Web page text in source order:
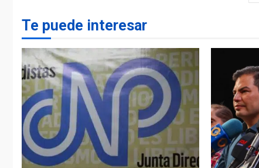
Te puede interesar